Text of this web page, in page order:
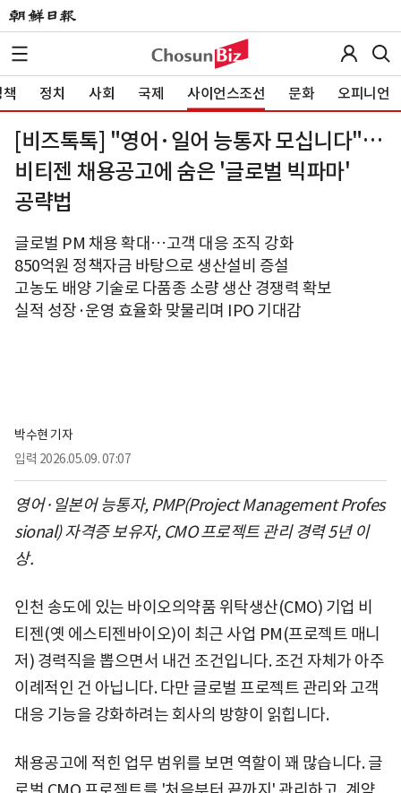
정치 사회 국제 사이언스조선 문화 오피니언
[비즈톡톡] "영어·일어 능통자 모십니다"…
비티젠 채용공고에 숨은 '글로벌 빅파마'
공략법
글로벌 PM 채용 확대…고객 대응 조직 강화
850억원 정책자금 바탕으로 생산설비 증설
고농도 배양 기술로 다품종 소량 생산 경쟁력 확보
실적 성장·운영 효율화 맞물리며 IPO 기대감
박수현 기자
입력 2026.05.09. 07:07
영어·일본어 능통자, PMP(Project Management Profes
sional) 자격증 보유자, CMO 프로젝트 관리 경력 5년 이
상.
인천 송도에 있는 바이오의약품 위탁생산(CMO) 기업 비
티젠(옛 에스티젠바이오)이 최근 사업 PM(프로젝트 매니
저) 경력직을 뽑으면서 내건 조건입니다. 조건 자체가 아주
이례적인 건 아닙니다. 다만 글로벌 프로젝트 관리와 고객
대응 기능을 강화하려는 회사의 방향이 읽힙니다.
채용공고에 적힌 업무 범위를 보면 역할이 꽤 많습니다. 글